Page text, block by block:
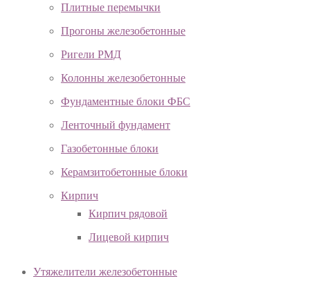
Плитные перемычки
Прогоны железобетонные
Ригели РМД
Колонны железобетонные
Фундаментные блоки ФБС
Ленточный фундамент
Газобетонные блоки
Керамзитобетонные блоки
Кирпич
Кирпич рядовой
Лицевой кирпич
Утяжелители железобетонные